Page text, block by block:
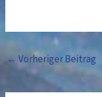
← Vorheriger Beitrag